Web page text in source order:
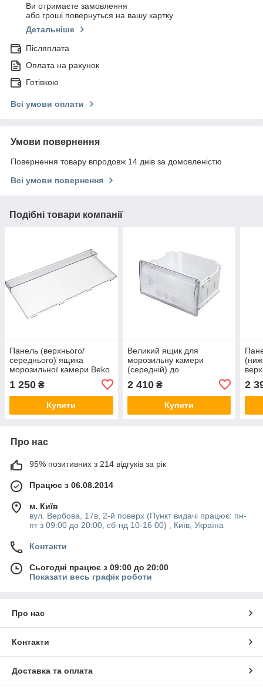
Ви отримаєте замовлення
або гроші повернуться на вашу картку
Детальніше
Післяплата
Оплата на рахунок
Готівкою
Всі умови оплати
Умови повернення
Повернення товару впродовж 14 днів за домовленістю
Всі умови повернення
Подібні товари компанії
Панель (верхнього/
середнього) ящика
морозильної камери Beko
1 250 ₴
Купити
Великий ящик для
морозильну камери
(середній) до
4616100100
2 410₴
Купити
2
Про нас
95% позитивних з 214 відгуків за рік
Працює з 06.08.2014
м. Київ
вул. Вербова, 17в, 2-й поверх (Пункт видачі працює: пн-
пт з 09:00 до 20:00, сб-нд 10-16 00) , Київ, Україна
Контакти
Сьогодні працює з 09:00 до 20:00
Показати весь графік роботи
Про нас
Контакти
Доставка та оплата